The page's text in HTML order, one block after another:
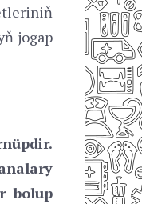
jogap
bolup